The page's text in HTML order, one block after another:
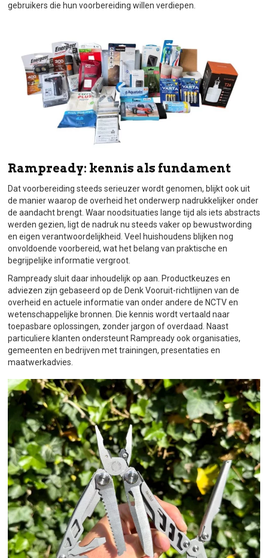
gebruikers die hun voorbereiding willen verdiepen.
Rampready: kennis als fundament
Dat voorbereiding steeds serieuzer wordt genomen, blijkt ook uit
de manier waarop de overheid het onderwerp nadrukkelijker onder
de aandacht brengt. Waar noodsituaties lange tijd als iets abstracts
werden gezien, ligt de nadruk nu steeds vaker op bewustwording
en eigen verantwoordelijkheid. Veel huishoudens blijken nog
onvoldoende voorbereid, wat het belang van praktische en
begrijpelijke informatie vergroot.
Rampready sluit daar inhoudelijk op aan. Productkeuzes en
adviezen zijn gebaseerd op de Denk Vooruit-richtlijnen van de
overheid en actuele informatie van onder andere de NCTV en
wetenschappelijke bronnen. Die kennis wordt vertaald naar
toepasbare oplossingen, zonder jargon of overdaad. Naast
particuliere klanten ondersteunt Rampready ook organisaties,
gemeenten en bedrijven met trainingen, presentaties en
maatwerkadvies.